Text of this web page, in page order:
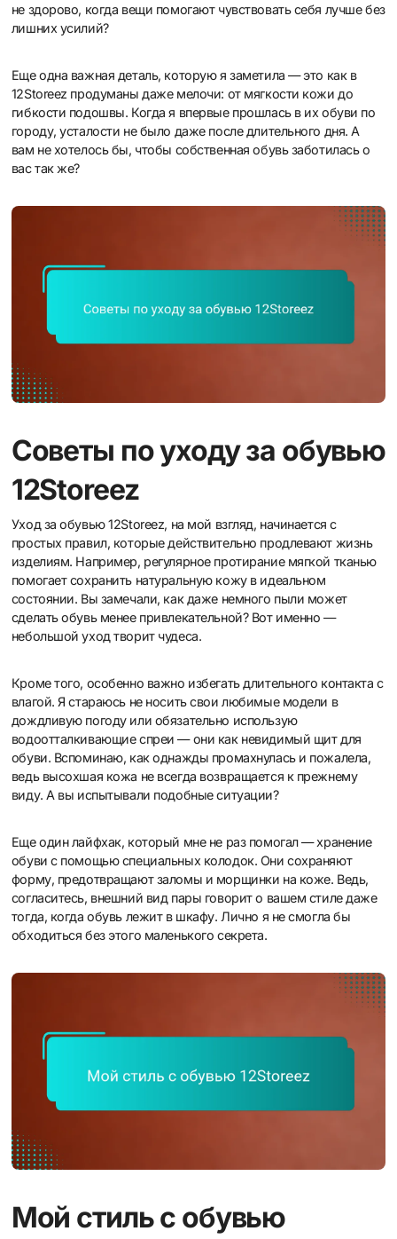
не здорово, когда вещи помогают чувствовать себя лучше без
лишних усилий?
Еще одна важная деталь, которую я заметила — это как в
12Storeez продуманы даже мелочи: от мягкости кожи до
гибкости подошвы. Когда я впервые прошлась в их обуви по
городу, усталости не было даже после длительного дня. А
вам не хотелось бы, чтобы собственная обувь заботилась о
вас так же?
Советы по уходу за обувью
12Storeez
Уход за обувью 12Storeez, на мой взгляд, начинается с
простых правил, которые действительно продлевают жизнь
изделиям. Например, регулярное протирание мягкой тканью
помогает сохранить натуральную кожу в идеальном
состоянии. Вы замечали, как даже немного пыли может
сделать обувь менее привлекательной? Вот именно —
небольшой уход творит чудеса.
Кроме того, особенно важно избегать длительного контакта с
влагой. Я стараюсь не носить свои любимые модели в
дождливую погоду или обязательно использую
водоотталкивающие спреи — они как невидимый щит для
обуви. Вспоминаю, как однажды промахнулась и пожалела,
ведь высохшая кожа не всегда возвращается к прежнему
виду. А вы испытывали подобные ситуации?
Еще один лайфхак, который мне не раз помогал — хранение
обуви с помощью специальных колодок. Они сохраняют
форму, предотвращают заломы и морщинки на коже. Ведь,
согласитесь, внешний вид пары говорит о вашем стиле даже
тогда, когда обувь лежит в шкафу. Лично я не смогла бы
обходиться без этого маленького секрета.
Мой стиль с обувью